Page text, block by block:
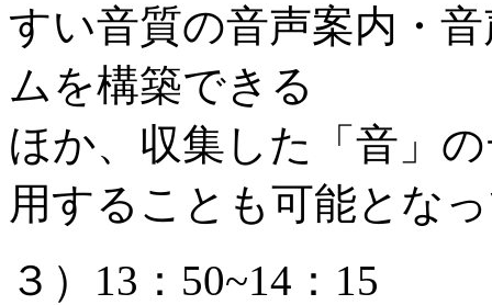
すい音質の音声案内・
ムを構築できる
ほか、収集した「音」
用することも可能とな
３）13：50~14：15